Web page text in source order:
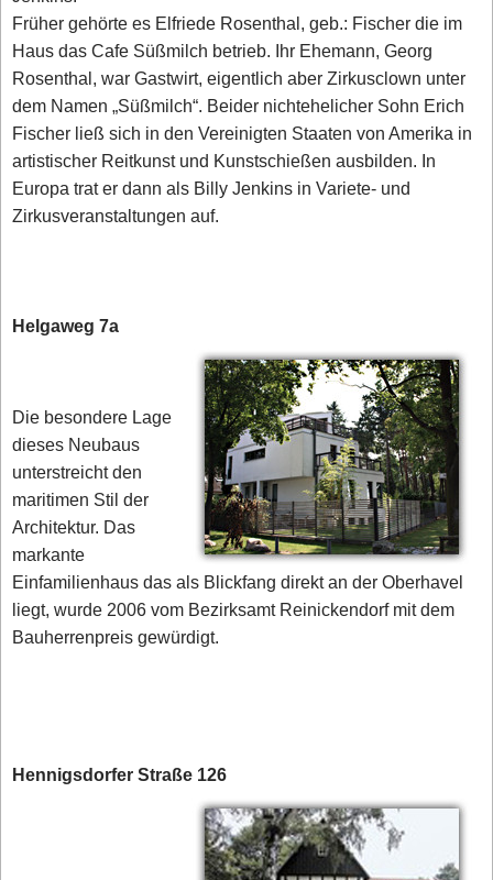
Früher gehörte es Elfriede Rosenthal, geb.: Fischer die im
Haus das Cafe Süßmilch betrieb. Ihr Ehemann, Georg
Rosenthal, war Gastwirt, eigentlich aber Zirkusclown unter
dem Namen „Süßmilch“. Beider nichtehelicher Sohn Erich
Fischer ließ sich in den Vereinigten Staaten von Amerika in
artistischer Reitkunst und Kunstschießen ausbilden. In
Europa trat er dann als Billy Jenkins in Variete- und
Zirkusveranstaltungen auf.
Helgaweg 7a
Die besondere Lage
dieses Neubaus
unterstreicht den
maritimen Stil der
Architektur. Das
markante
Einfamilienhaus das als Blickfang direkt an der Oberhavel
liegt, wurde 2006 vom Bezirksamt Reinickendorf mit dem
Bauherrenpreis gewürdigt.
Hennigsdorfer Straße 126